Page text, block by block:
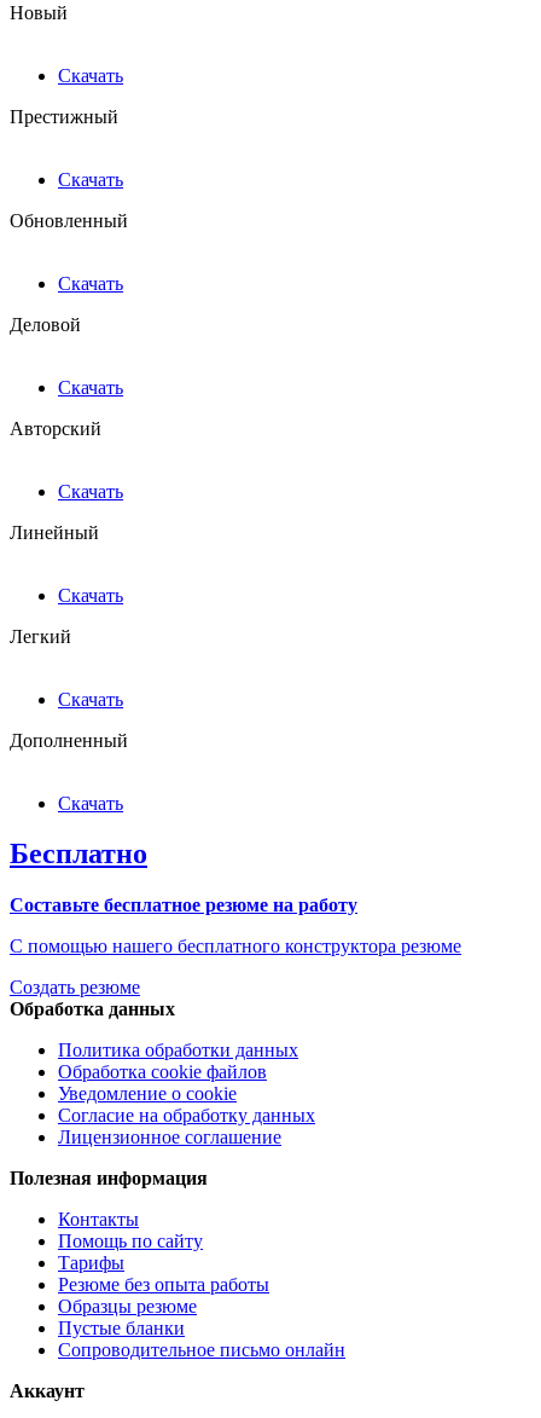
Новый
Скачать
Престижный
Скачать
Обновленный
Скачать
Деловой
Скачать
Авторский
Скачать
Линейный
Скачать
Легкий
Скачать
Дополненный
Скачать
Бесплатно
Составьте бесплатное резюме на работу
С помощью нашего бесплатного конструктора резюме
Создать резюме
Обработка данных
Политика обработки данных
Обработка cookie файлов
Уведомление о cookie
Согласие на обработку данных
Лицензионное соглашение
Полезная информация
Контакты
Помощь по сайту
Тарифы
Резюме без опыта работы
Образцы резюме
Пустые бланки
Сопроводительное письмо онлайн
Аккаунт